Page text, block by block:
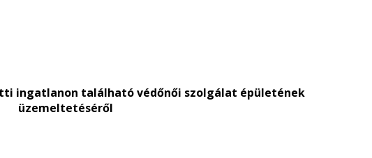
ingatlanon található védőnői szolgálat épületének
üzemeltetéséről